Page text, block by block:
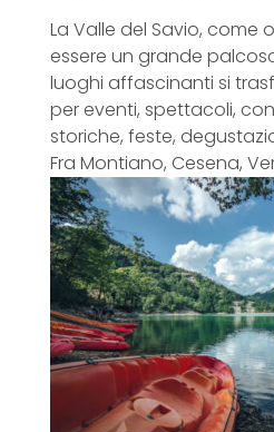
La Valle del Savio, come
essere un grande
luoghi affascinanti si
per eventi, spettacoli,
storiche, feste,
Fra Montiano, Cesena,